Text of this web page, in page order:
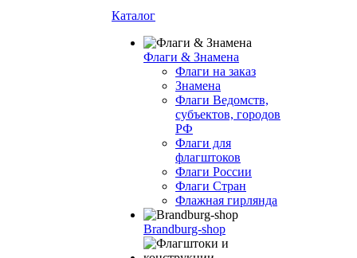
Каталог
Флаги & Знамена
Флаги на заказ
Знамена
Флаги Ведомств,
субъектов, городов
РФ
Флаги для
флагштоков
Флаги России
Флаги Стран
Флажная гирлянда
Brandburg-shop